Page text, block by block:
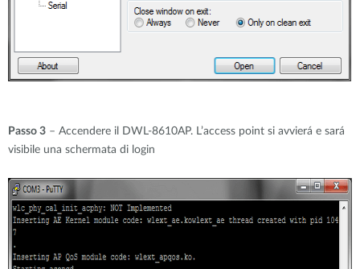
Passo 3 – Accendere il DWL-8610AP. L’access point si avvierá e sará
visibile una schermata di login